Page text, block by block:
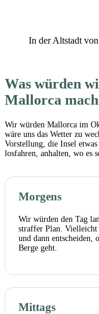
In der Altstadt
Was würden
Mallorca
Wir würden Mallorca im
wäre uns das Wetter zu
Vorstellung, die Insel
losfahren, anhalten, wo es
Morgens
Wir würden den Tag
straffer Plan. Vielleicht
und dann entscheiden,
Berge geht.
Mittags